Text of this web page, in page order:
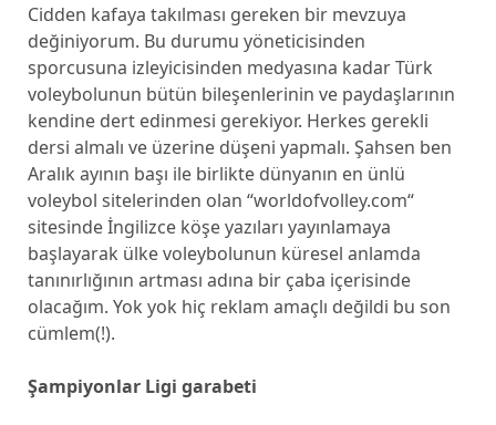
Cidden kafaya takılması gereken bir mevzuya
değiniyorum. Bu durumu yöneticisinden
sporcusuna izleyicisinden medyasına kadar Türk
voleybolunun bütün bileşenlerinin ve paydaşlarının
kendine dert edinmesi gerekiyor. Herkes gerekli
dersi almalı ve üzerine düşeni yapmalı. Şahsen ben
Aralık ayının başı ile birlikte dünyanın en ünlü
voleybol sitelerinden olan “worldofvolley.com“
sitesinde İngilizce köşe yazıları yayınlamaya
başlayarak ülke voleybolunun küresel anlamda
tanınırlığının artması adına bir çaba içerisinde
olacağım. Yok yok hiç reklam amaçlı değildi bu son
cümlem(!).
Şampiyonlar Ligi garabeti